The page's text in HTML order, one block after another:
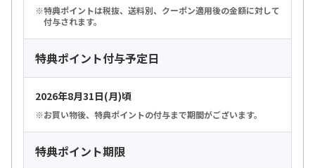
特典ポイントは税抜、送料別、クーポン適用後の金額に対して
付与されます。
特典ポイント付与予定日
2026年8月31日(月)頃
お買い物後、特典ポイントの付与まで期間がございます。
特典ポイント期限